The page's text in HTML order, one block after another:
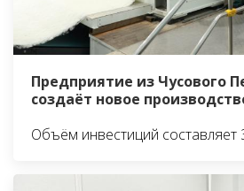
Предприятие из Чусового
создаёт новое
Объём инвестиций составляет